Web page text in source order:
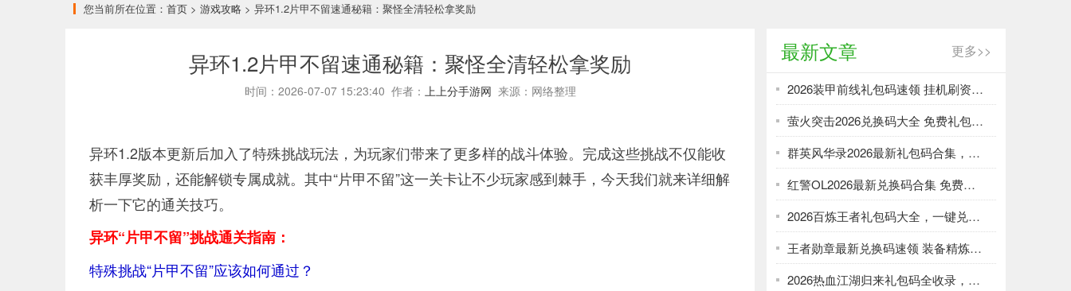
您当前所在位置： 首页 > 游戏攻略 > 异环1.2片甲不留速通秘籍：聚怪全清轻松拿奖励
异环1.2片甲不留速通秘籍：聚怪全清轻松拿奖励
时间：2026-07-07 15:23:40 作者： 上上分手游网 来源：网络整理
异环1.2版本更新后加入了特殊挑战玩法，为玩家们带来了更多样的战斗体验。完成这些挑战不仅能收
获丰厚奖励，还能解锁专属成就。其中“片甲不留”这一关卡让不少玩家感到棘手，今天我们就来详细解
析一下它的通关技巧。
异环“片甲不留”挑战通关指南：
特殊挑战“片甲不留”应该如何通过？
最新文章 更多>>
2026装甲前线礼包码速领 挂机刷资源攻略
萤火突击2026兑换码大全 免费礼包一键领取
群英风华录2026最新礼包码合集，一键领取限时福利
红警OL2026最新兑换码合集 免费礼包一键领取
2026百炼王者礼包码大全，一键兑换加速武将养成
王者勋章最新兑换码速领 装备精炼资源轻松刷
2026热血江湖归来礼包码全收录，强化资源不愁！